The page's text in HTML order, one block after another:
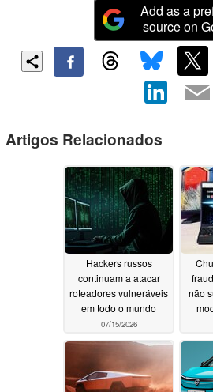
Add as a
source on
Artigos Relacionados
Hackers russos
continuam a atacar
roteadores vulneráveis
em todo o mundo
07/15/2026
não